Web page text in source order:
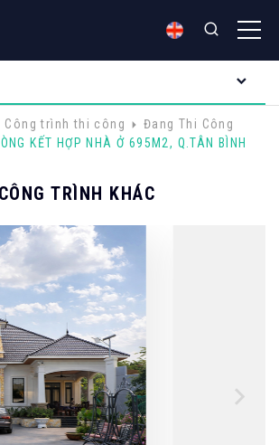
Công trình thi công
Đang Thi Công
KẾT HỢP NHÀ Ở 695M2, Q.TÂN BÌNH
CÔNG TRÌNH KHÁC